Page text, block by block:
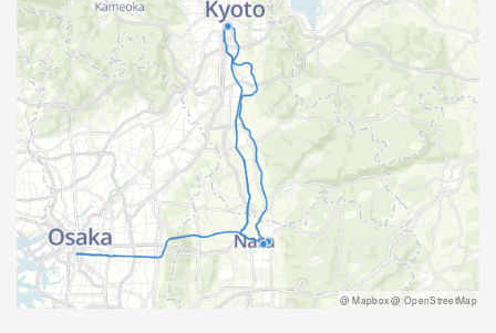
@ Mapbox @ OpenStreetMap